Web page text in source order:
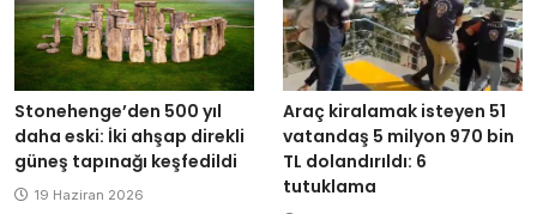
Stonehenge’den 500 yıl
daha eski: İki ahşap direkli
güneş tapınağı keşfedildi
19 Haziran 2026
Araç kiralamak isteyen 51
vatandaş 5 milyon 970 bin
TL dolandırıldı: 6
tutuklama